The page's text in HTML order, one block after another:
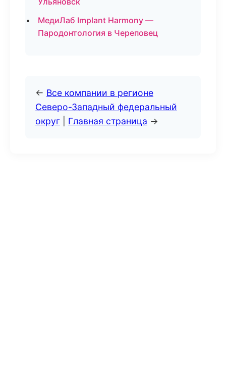
МедиЛаб Implant Harmony —
Пародонтология в Череповец
← Все компании в регионе
Северо-Западный федеральный
округ
Главная страница →